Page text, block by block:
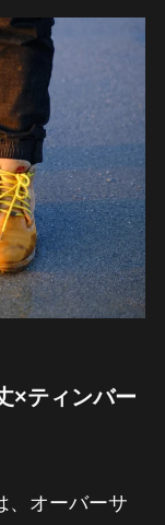
×ティンバー
、オーバーサ